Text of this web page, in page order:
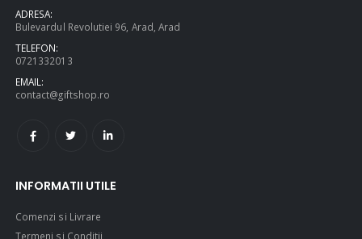
Circled Ultimate
ADRESA:
Bulevardul Revolutiei 96, Arad, Arad
TELEFON:
0721332013
EMAIL:
contact@giftshop.ro
INFORMATII UTILE
Comenzi si Livrare
Termeni si Conditii